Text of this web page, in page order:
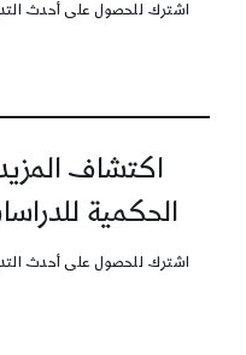
اشترك للحصول على أحدث
اكتشاف
الحكمية
اشترك للحصول على أحدث